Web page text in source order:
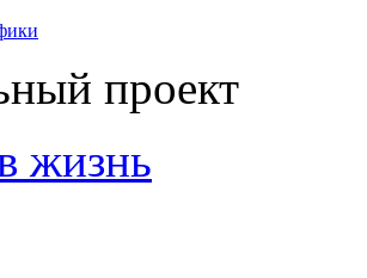
проект
жизнь